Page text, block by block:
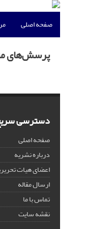
صفحه اصلی
پرسش‌های
دسترسی
صفحه اصلی
درباره نشریه
اعضای هیات
ارسال مقاله
تماس با ما
نقشه سایت